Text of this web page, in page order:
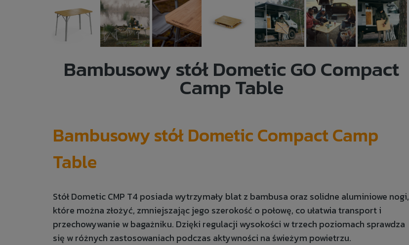
Bambusowy stół Dometic GO Compact
Camp Table
Bambusowy stół Dometic Compact Camp
Table
Stół Dometic CMP T4 posiada wytrzymały blat z bambusa oraz solidne aluminiowe nogi,
które można złożyć, zmniejszając jego szerokość o połowę, co ułatwia transport i
przechowywanie w bagażniku. Dzięki regulacji wysokości w trzech poziomach sprawdza
się w różnych zastosowaniach podczas aktywności na świeżym powietrzu.